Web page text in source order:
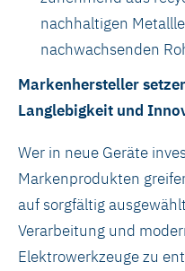
nachhaltigen
nachwachsenden
Markenhersteller
Langlebigkeit und
Wer in neue Geräte
Markenprodukten
auf sorgfältig
Verarbeitung und
Elektrowerkzeuge zu